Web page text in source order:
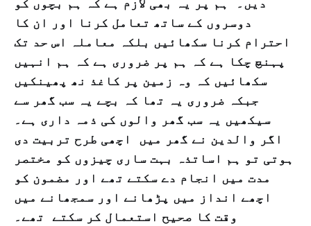
دوسروں کے ساتھ تعامل کرنا اور ان کا
احترام کرنا سکھائیں بلکہ معاملہ اس حد تک
پہنچ چکا ہے کہ ہم پر ضروری ہے کہ ہم انہیں
سکھائیں کہ وہ زمین پر کاغذ نھ پھینکیں
جبکہ ضروری یہ تھا کہ بچے یہ سب گھر سے
سیکھیں یہ سب گھر والوں کی ذمہ داری ہے۔
اگر والدین نے گھر میں اچھی طرح تربیت دی
ہوتی تو ہم اساتذہ بہت ساری چیزوں کو مختصر
مدت میں انجام دے سکتے تھے اور مضمون کو
اچھے انداز میں پڑھانے اور سمجھانے میں
وقت کا صحیح استعمال کر سکتے تھے۔